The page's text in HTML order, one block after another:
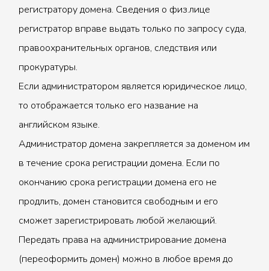
регистратору домена. Сведения о физ.лице
регистратор вправе выдать только по запросу суда,
правоохранительных органов, следствия или
прокуратуры.
Если администратором является юридическое лицо,
то отображается только его название на
английском языке.
Администратор домена закрепляется за доменом им
в течение срока регистрации домена. Если по
окончанию срока регистрации домена его не
продлить, домен становится свободным и его
сможет зарегистрировать любой желающий.
Передать права на администрирование домена
(переоформить домен) можно в любое время до